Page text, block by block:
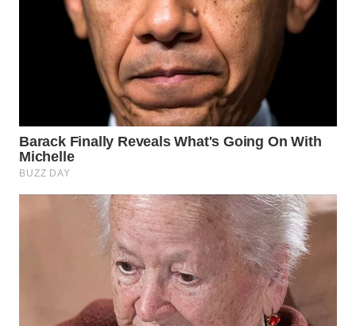
WN
LABUANBAJO